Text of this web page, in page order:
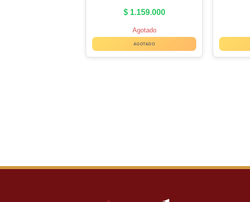
$1.159.000
Agotado
AGOTADO